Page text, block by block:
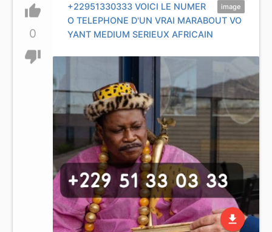
thumb_up
0
thumb_down
image
+22951330333 VOICI LE NUMER
O TELEPHONE D'UN VRAI MARABOUT VO
YANT MEDIUM SERIEUX AFRICAIN
file_download